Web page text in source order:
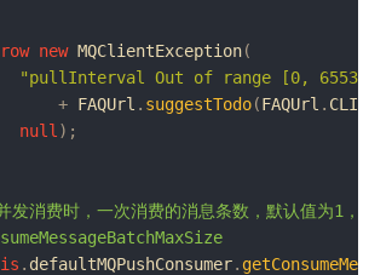
new MQClientException(
"pullInterval Out of range [0,
+ FAQUrl . suggestTodo(FAQUrl .
null ) ;
发消费时，一次消费的消息条数，默认值为1
. defaultMQPushConsumer.